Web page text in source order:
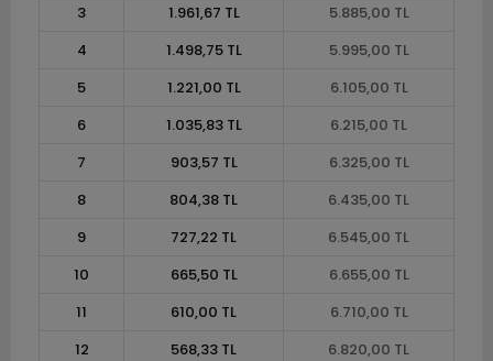
3
1.961,67 TL
5.885,00 TL
4
1.498,75 TL
5.995,00 TL
5
1.221,00 TL
6.105,00 TL
6
1.035,83 TL
6.215,00 TL
7
903,57 TL
6.325,00 TL
8
804,38 TL
6.435,00 TL
9
727,22 TL
6.545,00 TL
10
665,50 TL
6.655,00 TL
11
610,00 TL
6.710,00 TL
12
568,33 TL 6.820,00 TL